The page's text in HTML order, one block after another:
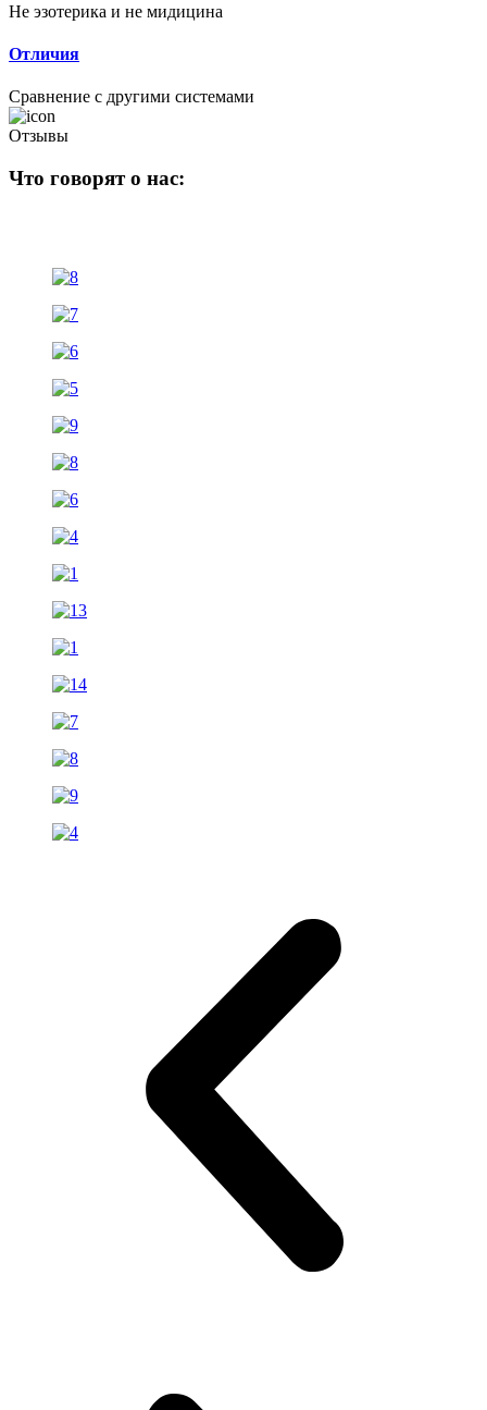
Не эзотерика и не мидицина
Отличия
Сравнение с другими системами
Отзывы
Что говорят о нас: